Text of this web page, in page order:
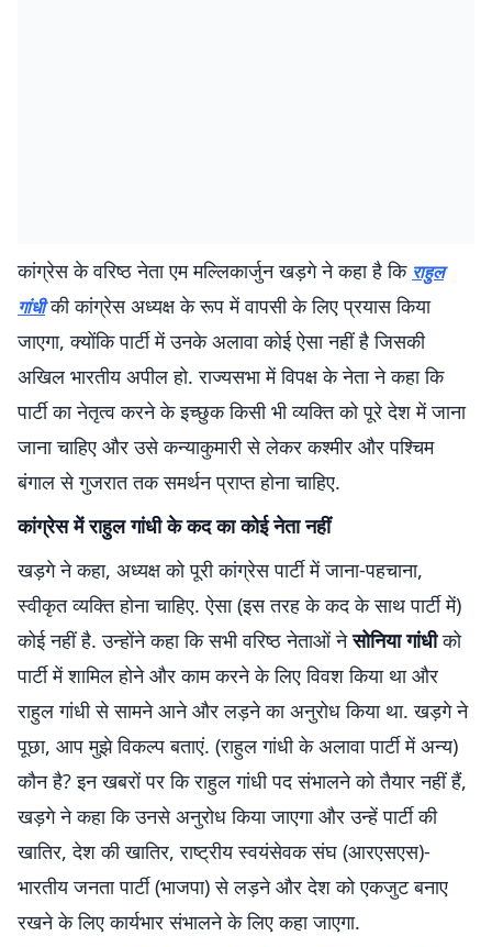
कांग्रेस के वरिष्ठ नेता एम मल्लिकार्जुन खड़गे ने कहा है कि राहुल
गांधीकी कांग्रेस अध्यक्ष के रूप में वापसी के लिए प्रयास किया
जाएगा, क्योंकि पार्टी में उनके अलावा कोई ऐसा नहीं है जिसकी
अखिल भारतीय अपील हो. राज्यसभा में विपक्ष के नेता ने कहा कि
पार्टी का नेतृत्व करने के इच्छुक किसी भी व्यक्ति को पूरे देश में जाना
जाना चाहिए और उसे कन्याकुमारी से लेकर कश्मीर और पश्चिम
बंगाल से गुजरात तक समर्थन प्राप्त होना चाहिए.
कांग्रेस में राहुल गांधी के कद का कोई नेता नहीं
खड़गे ने कहा, अध्यक्ष को पूरी कांग्रेस पार्टी में जाना-पहचाना,
स्वीकृत व्यक्ति होना चाहिए. ऐसा (इस तरह के कद के साथ पार्टी में)
कोई नहीं है. उन्होंने कहा कि सभी वरिष्ठ नेताओं नेसोनिया गांधीको
पार्टी में शामिल होने और काम करने के लिए विवश किया था और
राहुल गांधी से सामने आने और लड़ने का अनुरोध किया था. खड़गे ने
पूछा, आप मुझे विकल्प बताएं. (राहुल गांधी के अलावा पार्टी में अन्य)
कौन है? इन खबरों पर कि राहुल गांधी पद संभालने को तैयार नहीं हैं,
खड़गे ने कहा कि उनसे अनुरोध किया जाएगा और उन्हें पार्टी की
खातिर, देश की खातिर, राष्ट्रीय स्वयंसेवक संघ (आरएसएस)-
भारतीय जनता पार्टी (भाजपा) से लड़ने और देश को एकजुट बनाए
रखने के लिए कार्यभार संभालने के लिए कहा जाएगा.